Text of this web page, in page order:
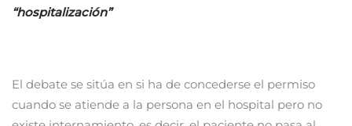
“hospitalización”
El debate se sitúa en si ha de concederse el permiso
cuando se atiende a la persona en el hospital pero no